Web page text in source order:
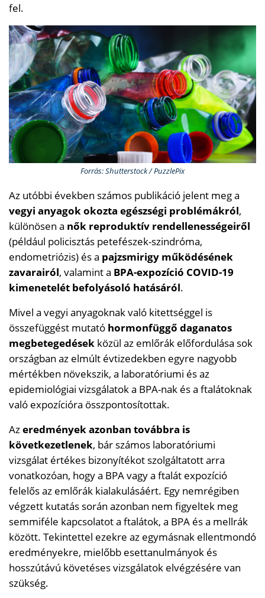
fel.
Forrás: Shutterstock / PuzzlePix
Az utóbbi években számos publikáció jelent meg a
vegyi anyagok okozta egészségi problémákról,
különösen a nők reproduktív rendellenességeiről
(például policisztás petefészek-szindróma,
endometriózis) és a pajzsmirigy működésének
zavarairól, valamint a BPA-expozíció COVID-19
kimenetelét befolyásoló hatásáról.
Mivel a vegyi anyagoknak való kitettséggel is
összefüggést mutató hormonfüggő daganatos
megbetegedések közül az emlőrák előfordulása sok
országban az elmúlt évtizedekben egyre nagyobb
mértékben növekszik, a laboratóriumi és az
epidemiológiai vizsgálatok a BPA-nak és a ftalátoknak
való expozícióra összpontosítottak.
Azeredmények azonban továbbra is
következetlenek, bár számos laboratóriumi
vizsgálat értékes bizonyítékot szolgáltatott arra
vonatkozóan, hogy a BPA vagy a ftalát expozíció
felelős az emlőrák kialakulásáért. Egy nemrégiben
végzett kutatás során azonban nem figyeltek meg
semmiféle kapcsolatot a ftalátok, a BPA és a mellrák
között. Tekintettel ezekre az egymásnak ellentmondó
eredményekre, mielőbb esettanulmányok és
hosszútávú követéses vizsgálatok elvégzésére van
szükség.